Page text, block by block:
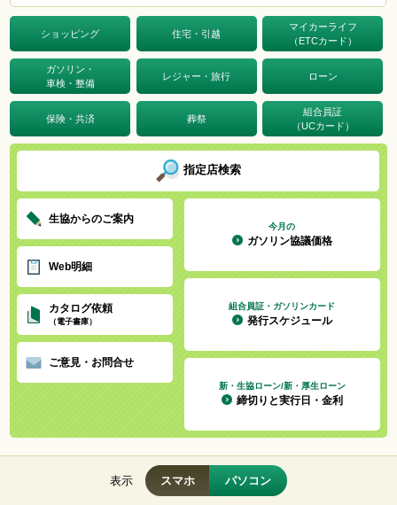
ショッピング 住宅・引越
マイカーライフ
（ETCカード）
ガソリン・
車検・整備
レジャー・旅行 ローン
保険・共済 葬祭
組合員証
（UCカード）
指定店検索
生協からのご案内
Web明細
カタログ依頼
（電子書庫）
ご意見・お問合せ
今月の
ガソリン協議価格
組合員証・ガソリンカード
発行スケジュール
新・生協ローン/新・厚生ローン
締切りと実行日・金利
表示 スマホ パソコン